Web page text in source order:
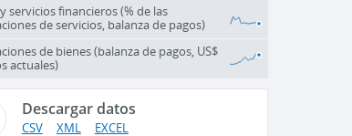
servicios financieros (% de las
de servicios, balanza de pagos)
de bienes (balanza de pagos, US$
actuales)
Descargar datos
CSV XML EXCEL